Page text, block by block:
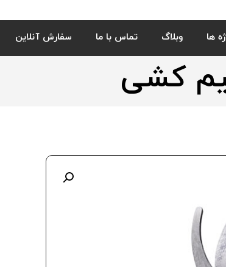
ها وبلاگ تماس با ما سفارش آنلاین
کشی